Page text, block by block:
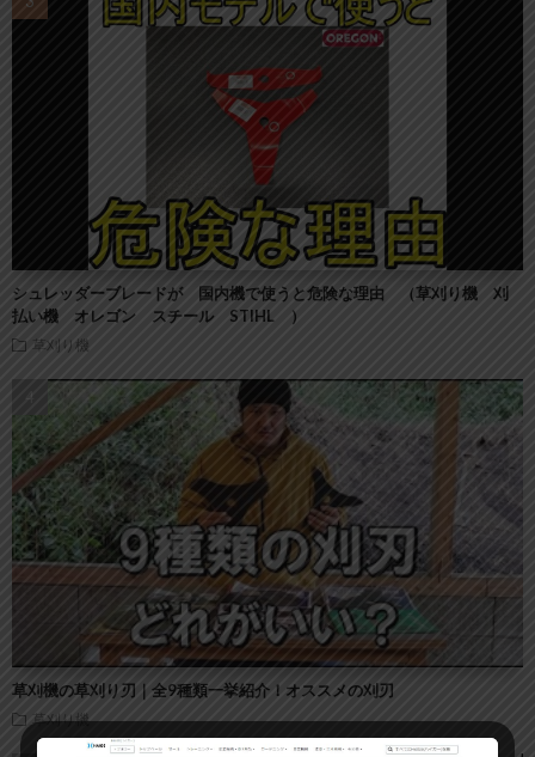
シュレッダーブレードが 国内機で使うと危険な理由 （草刈り機 刈
払い機 オレゴン スチール STIHL ）
草刈り機
草刈機の草刈り刃｜全9種類一挙紹介！オススメの刈刃
草刈り機